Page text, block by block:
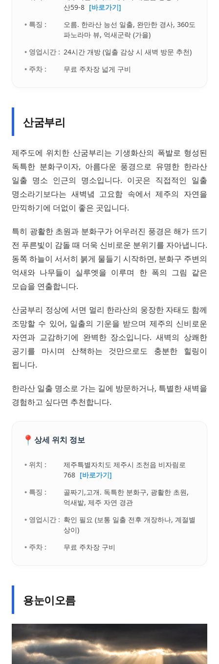
산59-8 [바로가기]
• 특징 :
오름. 한라산 능선 일출, 완만한 경사, 360도
파노라마 뷰, 억새군락 (가을)
• 영업시간 : 24시간 개방 (일출 감상 시 새벽 방문 추천)
• 주차 :
무료 주차장 넓게 구비
산굼부리
제주도에 위치한 산굼부리는 기생화산의 폭발로 형성된
독특한 분화구이자, 아름다운 풍경으로 유명한 한라산
일출 명소 인근의 명소입니다. 이곳은 직접적인 일출
명소라기보다는 새벽녘 고요함 속에서 제주의 자연을
만끽하기에 더없이 좋은 곳입니다.
특히 광활한 초원과 분화구가 어우러진 풍경은 해가 뜨기
전 푸른빛이 감돌 때 더욱 신비로운 분위기를 자아냅니다.
동쪽 하늘이 서서히 붉게 물들기 시작하면, 분화구 주변의
억새와 나무들이 실루엣을 이루며 한 폭의 그림 같은
모습을 연출합니다.
산굼부리 정상에 서면 멀리 한라산의 웅장한 자태도 함께
조망할 수 있어, 일출의 기운을 받으며 제주의 신비로운
자연과 교감하기에 완벽한 장소입니다. 새벽의 상쾌한
공기를 마시며 산책하는 것만으로도 충분한 힐링이
됩니다.
한라산 일출 명소로 가는 길에 방문하거나, 특별한 새벽을
경험하고 싶다면 추천합니다.
📍 상세 위치 정보
• 위치 :
제주특별자치도 제주시 조천읍 비자림로
768 [바로가기]
• 특징 :
골짜기,고개. 독특한 분화구, 광활한 초원,
억새밭, 제주 자연 경관
• 영업시간 : 확인 필요 (보통 일출 전후 개장하나, 계절별
상이)
• 주차 :
무료 주차장 구비
용눈이오름